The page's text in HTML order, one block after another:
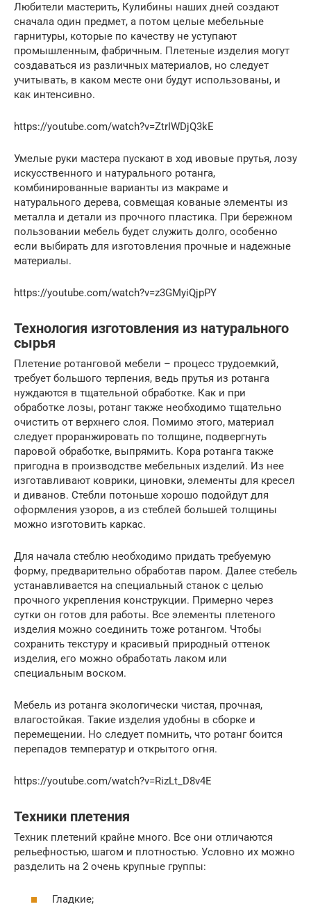
Любители мастерить, Кулибины наших дней создают
сначала один предмет, а потом целые мебельные
гарнитуры, которые по качеству не уступают
промышленным, фабричным. Плетеные изделия могут
создаваться из различных материалов, но следует
учитывать, в каком месте они будут использованы, и
как интенсивно.
https://youtube.com/watch?v=ZtrIWDjQ3kE
Умелые руки мастера пускают в ход ивовые прутья, лозу
искусственного и натурального ротанга,
комбинированные варианты из макраме и
натурального дерева, совмещая кованые элементы из
металла и детали из прочного пластика. При бережном
пользовании мебель будет служить долго, особенно
если выбирать для изготовления прочные и надежные
материалы.
https://youtube.com/watch?v=z3GMyiQjpPY
Технология изготовления из натурального
сырья
Плетение ротанговой мебели – процесс трудоемкий,
требует большого терпения, ведь прутья из ротанга
нуждаются в тщательной обработке. Как и при
обработке лозы, ротанг также необходимо тщательно
очистить от верхнего слоя. Помимо этого, материал
следует проранжировать по толщине, подвергнуть
паровой обработке, выпрямить. Кора ротанга также
пригодна в производстве мебельных изделий. Из нее
изготавливают коврики, циновки, элементы для кресел
и диванов. Стебли потоньше хорошо подойдут для
оформления узоров, а из стеблей большей толщины
можно изготовить каркас.
Для начала стеблю необходимо придать требуемую
форму, предварительно обработав паром. Далее стебель
устанавливается на специальный станок с целью
прочного укрепления конструкции. Примерно через
сутки он готов для работы. Все элементы плетеного
изделия можно соединить тоже ротангом. Чтобы
сохранить текстуру и красивый природный оттенок
изделия, его можно обработать лаком или
специальным воском.
Мебель из ротанга экологически чистая, прочная,
влагостойкая. Такие изделия удобны в сборке и
перемещении. Но следует помнить, что ротанг боится
перепадов температур и открытого огня.
https://youtube.com/watch?v=RizLt_D8v4E
Техники плетения
Техник плетений крайне много. Все они отличаются
рельефностью, шагом и плотностью. Условно их можно
разделить на 2 очень крупные группы:
Гладкие;